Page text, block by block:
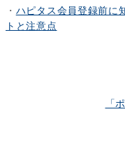
・ ハピタス会員登録前に
トと注意点
「